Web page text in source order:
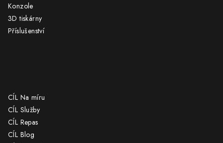
Konzole
3D tiskárny
Příslušenství
CÍL Na míru
CÍL Služby
CÍL Repas
CÍL Blog